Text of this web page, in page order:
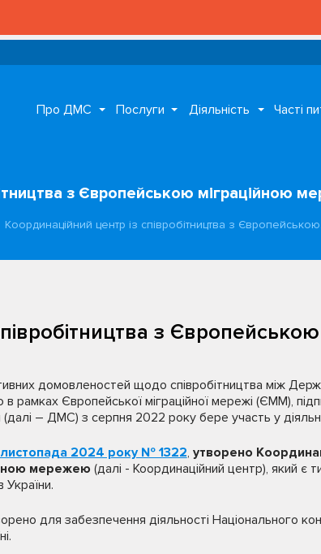
Про ДМС Послуги Діяльність Часті
з Європейською міграційною
Координаційний центр із співробітництва з
з
домовленостей щодо співробітництва між
в рамках Європейської міграційної мережі (ЄММ),
(далі – ДМС) з серпня 2022 року бере участь у
2024 року № 1322, утворено
мережею (далі - Координаційний центр), який є
України.
для забезпечення діяльності Національного